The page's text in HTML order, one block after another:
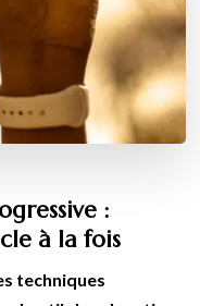
:
à la fois
techniques